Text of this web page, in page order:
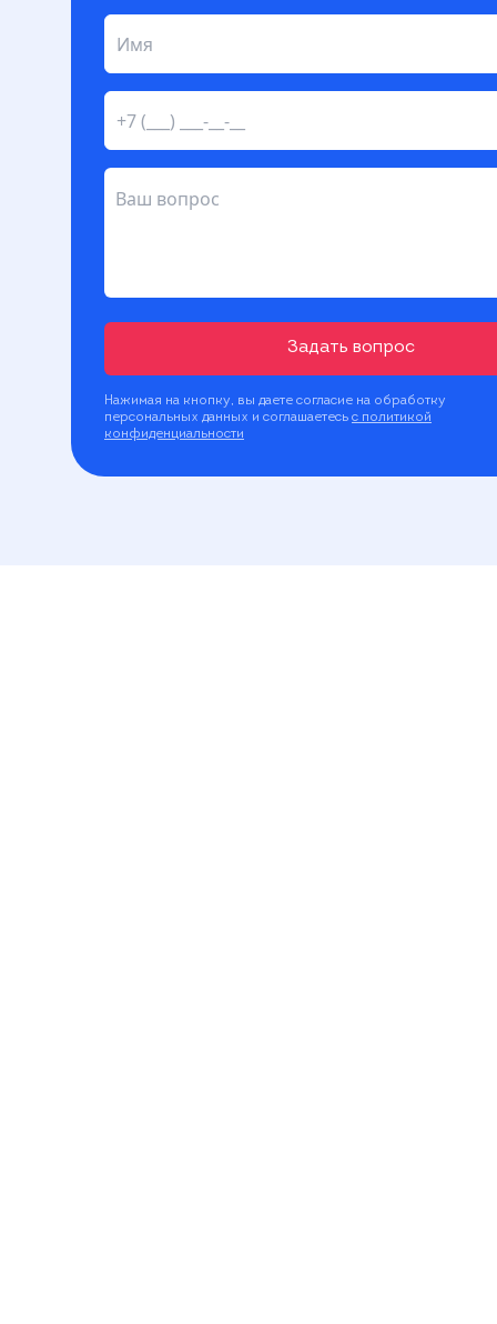
Задать вопрос
Нажимая на кнопку, вы даете согласие на обработку
персональных данных и соглашаетесь c политикой
конфиденциальности